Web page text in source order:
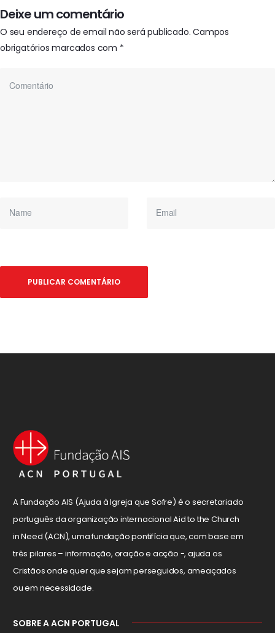
Deixe um comentário
O seu endereço de email não será publicado. Campos
obrigatórios marcados com *
A Fundação AIS (Ajuda à Igreja que Sofre) é o secretariado
português da organização internacional Aid to the Church
in Need (ACN), uma fundação pontifícia que, com base em
três pilares – informação, oração e acção -, ajuda os
Cristãos onde quer que sejam perseguidos, ameaçados
ou em necessidade.
SOBRE A ACN PORTUGAL